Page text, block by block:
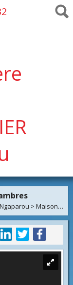
> Maison Villa en location Ngaparou